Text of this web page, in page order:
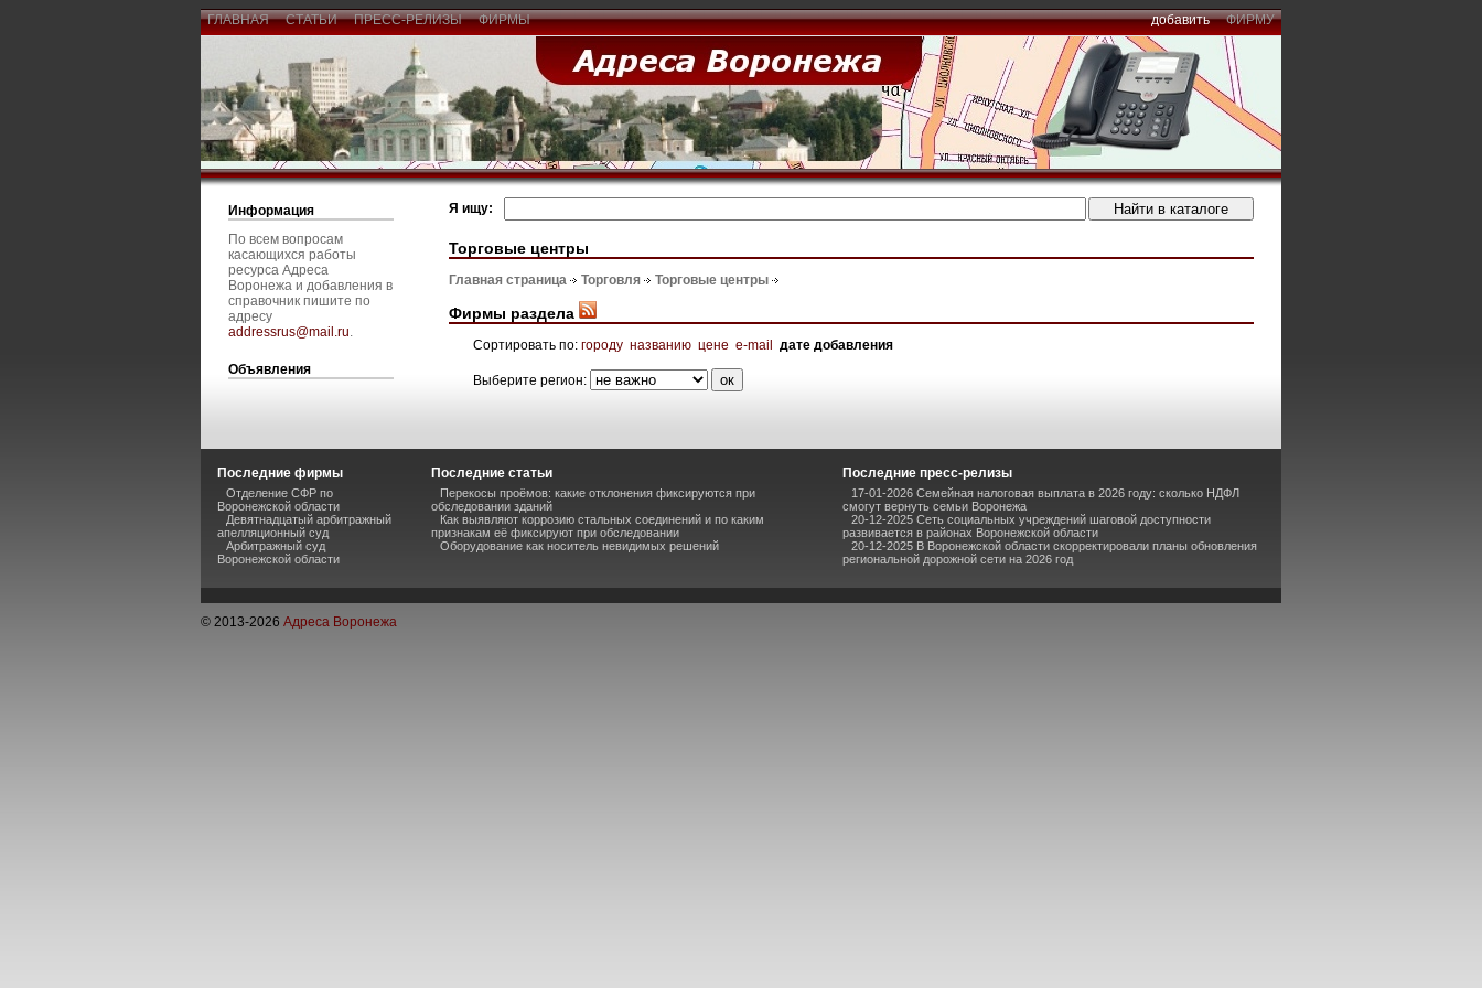
ГЛАВНАЯ СТАТЬИ ПРЕСС-РЕЛИЗЫ ФИРМЫ добавить ФИРМУ
Информация
По всем вопросам
касающихся работы
ресурса Адреса
Воронежа и добавления в
справочник пишите по
адресу
addressrus@mail.ru.
Объявления
Я ищу:
Торговые центры
Главная страница Торговля Торговые центры
Фирмы раздела
Сортировать по: городу названию цене e-mail дате добавления
Выберите регион:
Последние фирмы
Отделение СФР по
Воронежской области
Девятнадцатый арбитражный
апелляционный суд
Арбитражный суд
Воронежской области
Последние статьи
Перекосы проёмов: какие отклонения фиксируются при
обследовании зданий
Как выявляют коррозию стальных соединений и по каким
признакам её фиксируют при обследовании
Оборудование как носитель невидимых решений
Последние пресс-релизы
17-01-2026 Семейная налоговая выплата в 2026 году: сколько НДФЛ
смогут вернуть семьи Воронежа
20-12-2025 Сеть социальных учреждений шаговой доступности
развивается в районах Воронежской области
20-12-2025 В Воронежской области скорректировали планы обновления
региональной дорожной сети на 2026 год
© 2013-2026 Адреса Воронежа